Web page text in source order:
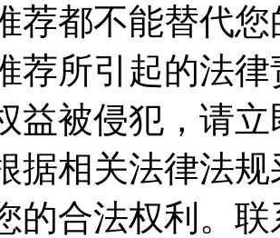
荐都不能替代
荐所引起的法
益被侵犯，请
据相关法律法
的合法权利。